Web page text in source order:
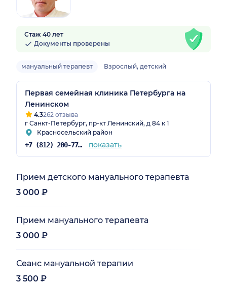
Стаж 40 лет
Документы проверены
мануальный терапевт Взрослый, детский
Первая семейная клиника Петербурга на
Ленинском
4.3262 отзыва
г Санкт-Петербург, пр-кт Ленинский, д 84 к 1
Красносельский район
+7 (812) 200-77-54 показать
Прием детского мануального терапевта
3 000 ₽
Прием мануального терапевта
3 000 ₽
Сеанс мануальной терапии
3 500 ₽